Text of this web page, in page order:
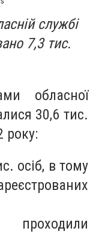
службі
7,3 тис.
обласної
30,6 тис.
року:
осіб, в тому